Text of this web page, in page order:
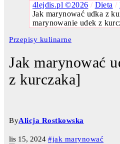
4lejdis.pl ©2026 / Dieta /
Jak marynować udka z
marynowanie udek z
Przepisy kulinarne
Jak marynować
z kurczaka]
ByAlicja Rostkowska
lis 15, 2024 #jak marynować